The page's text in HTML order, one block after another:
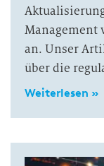
Management
an. Unser
über die
Weiterlesen »